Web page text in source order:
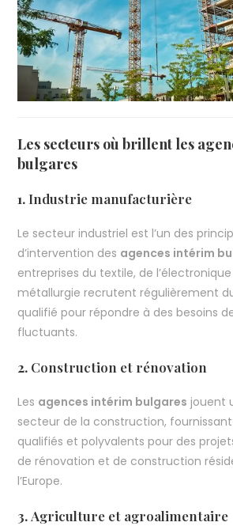
Les secteurs où brillent les
bulgares
1. Industrie manufacturière
Le secteur industriel est l’un des
d’intervention des agences intérim
entreprises du textile, de
métallurgie recrutent régulièrement
qualifié pour répondre à des besoins
fluctuants.
2. Construction et rénovation
Les agences intérim bulgares jouent
secteur de la construction,
qualifiés et polyvalents pour des
de rénovation et de construction
l’Europe.
3. Agriculture et agroalimentaire